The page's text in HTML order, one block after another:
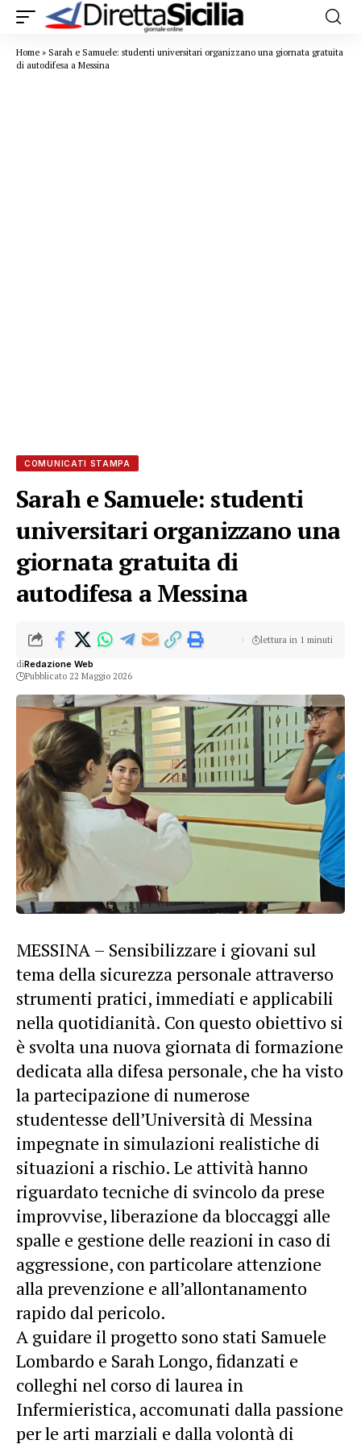
Home » Sarah e Samuele: studenti universitari organizzano una giornata gratuita
di autodifesa a Messina
COMUNICATI STAMPA
Sarah e Samuele: studenti
universitari organizzano una
giornata gratuita di
autodifesa a Messina
diRedazione Web
Pubblicato 22 Maggio 2026
lettura in 1 minuti
MESSINA – Sensibilizzare i giovani sul
tema della sicurezza personale attraverso
strumenti pratici, immediati e applicabili
nella quotidianità. Con questo obiettivo si
è svolta una nuova giornata di formazione
dedicata alla difesa personale, che ha visto
la partecipazione di numerose
studentesse dell’Università di Messina
impegnate in simulazioni realistiche di
situazioni a rischio. Le attività hanno
riguardato tecniche di svincolo da prese
improvvise, liberazione da bloccaggi alle
spalle e gestione delle reazioni in caso di
aggressione, con particolare attenzione
alla prevenzione e all’allontanamento
rapido dal pericolo.
A guidare il progetto sono stati Samuele
Lombardo e Sarah Longo, fidanzati e
colleghi nel corso di laurea in
Infermieristica, accomunati dalla passione
per le arti marziali e dalla volontà di